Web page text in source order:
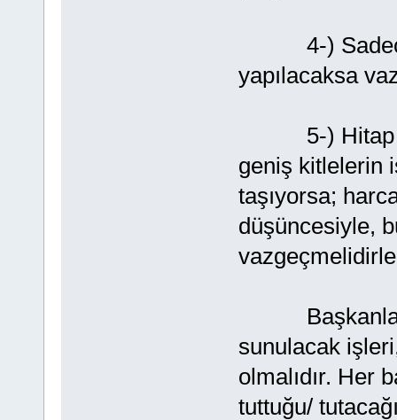
4-) Sadece
yapılacaksa
5-) Hitap
geniş kitlelerin
taşıyorsa;
düşüncesiyle,
sunulacak
olmalıdır. Her
tuttuğu/